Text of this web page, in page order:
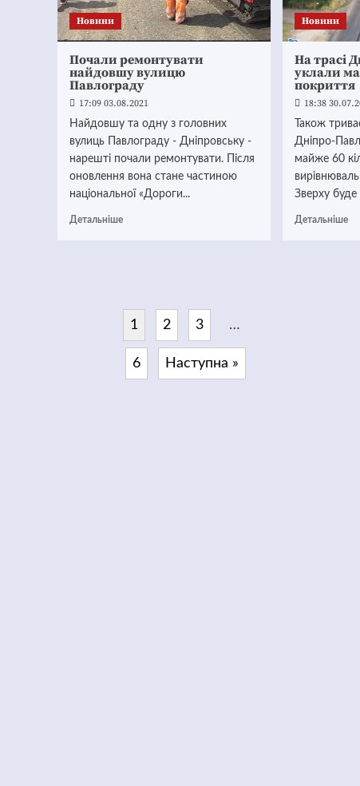
Новини
Почали ремонтувати
найдовшу вулицю
Павлограду
17:09 03.08.2021
Найдовшу та одну з головних
вулиць Павлограду - Дніпровську -
нарешті почали ремонтувати. Після
оновлення вона стане частиною
національної «Дороги...
Детальніше
Новини
На трасі
уклали
покриття
18:38
Також
Дніпро-
майже 60
Зверху
Детальніше
1 2 3 …
6 Наступна »